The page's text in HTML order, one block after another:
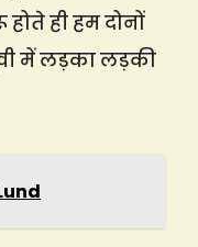
ही हम दोनों
में लड़का लड़की